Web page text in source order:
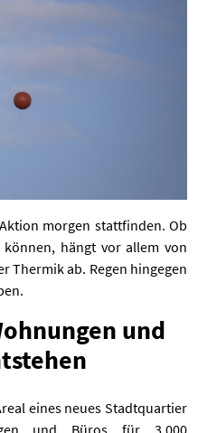
morgen stattfinden. Ob
hängt vor allem von
Thermik ab. Regen hingegen
und
eines neues Stadtquartier
und Büros für 3.000